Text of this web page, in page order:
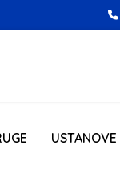
USTANOVE